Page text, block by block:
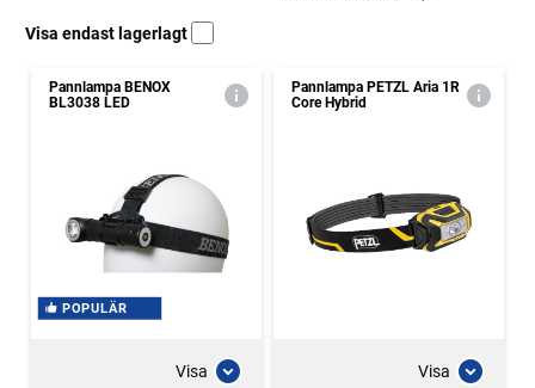
Visa endast lagerlagt
Pannlampa BENOX
BL3038 LED
POPULÄR
Visa
Pannlampa PETZL Aria 1R
Core Hybrid
Visa